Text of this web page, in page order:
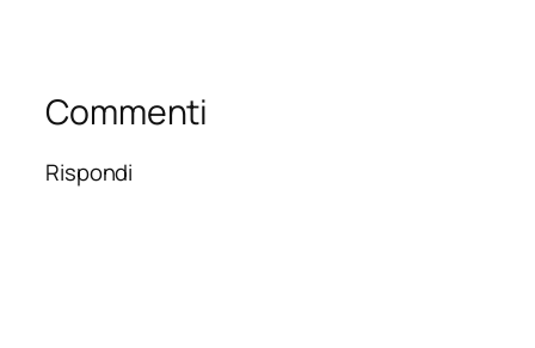
Commenti
Rispondi